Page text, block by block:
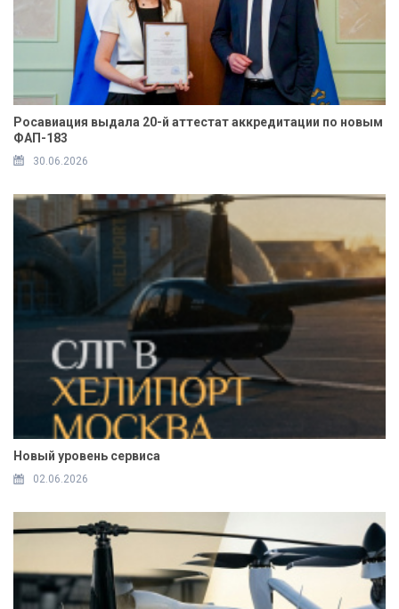
Росавиация выдала 20-й аттестат аккредитации по новым
ФАП-183
30.06.2026
Новый уровень сервиса
02.06.2026